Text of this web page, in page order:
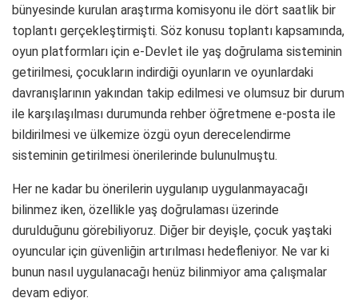
bünyesinde kurulan araştırma komisyonu ile dört saatlik bir
toplantı gerçekleştirmişti. Söz konusu toplantı kapsamında,
oyun platformları için e-Devlet ile yaş doğrulama sisteminin
getirilmesi, çocukların indirdiği oyunların ve oyunlardaki
davranışlarının yakından takip edilmesi ve olumsuz bir durum
ile karşılaşılması durumunda rehber öğretmene e-posta ile
bildirilmesi ve ülkemize özgü oyun derecelendirme
sisteminin getirilmesi önerilerinde bulunulmuştu.
Her ne kadar bu önerilerin uygulanıp uygulanmayacağı
bilinmez iken, özellikle yaş doğrulaması üzerinde
durulduğunu görebiliyoruz. Diğer bir deyişle, çocuk yaştaki
oyuncular için güvenliğin artırılması hedefleniyor. Ne var ki
bunun nasıl uygulanacağı henüz bilinmiyor ama çalışmalar
devam ediyor.